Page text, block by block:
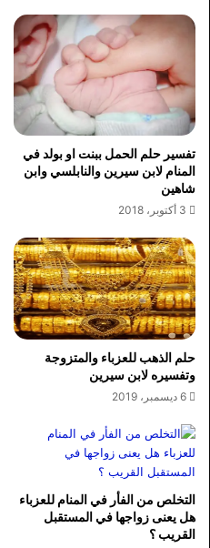
تفسير حلم الحمل ببنت او بولد في
المنام لابن سيرين والنابلسي وابن
شاهين
3 أكتوبر، 2018
حلم الذهب للعزباء والمتزوجة
وتفسيره لابن سيرين
6 ديسمبر، 2019
التخلص من الفأر في المنام للعزباء
هل يعنى زواجها في المستقبل
القريب ؟